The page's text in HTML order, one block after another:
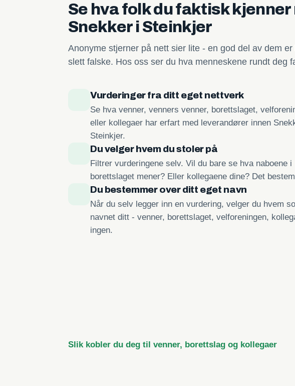
Se hva folk du faktisk kjenner
Snekker i Steinkjer
Anonyme stjerner på nett sier lite - en god del av dem
slett falske. Hos oss ser du hva menneskene rundt deg
Vurderinger fra ditt eget nettverk
Se hva venner, venners venner, borettslaget,
eller kollegaer har erfart med leverandører innen
Steinkjer.
Du velger hvem du stoler på
Filtrer vurderingene selv. Vil du bare se hva naboene i
borettslaget mener? Eller kollegaene dine? Det
Du bestemmer over ditt eget navn
Når du selv legger inn en vurdering, velger du hvem
navnet ditt - venner, borettslaget, velforeningen,
ingen.
Slik kobler du deg til venner, borettslag og kollegaer